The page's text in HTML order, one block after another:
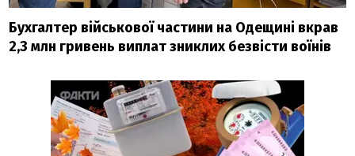
Бухгалтер військової частини на Одещині вкрав
2,3 млн гривень виплат зниклих безвісти воїнів